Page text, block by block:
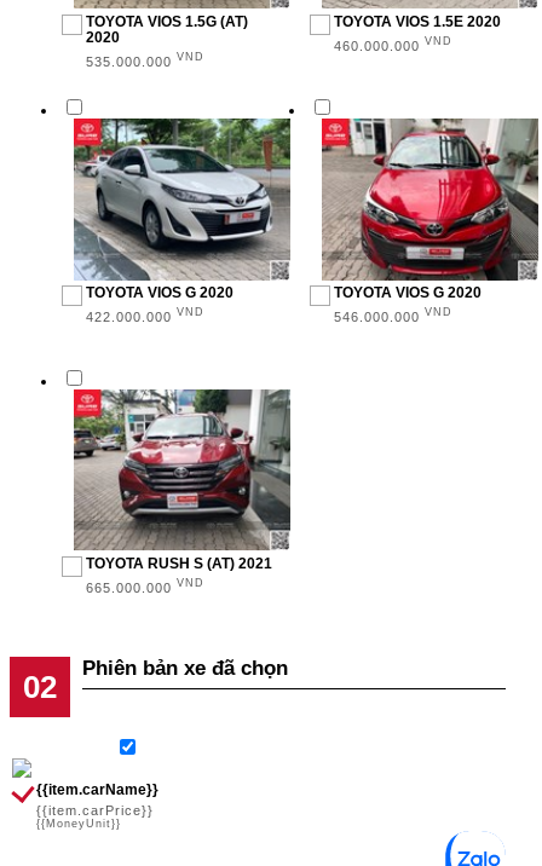
TOYOTA VIOS 1.5G (AT)
2020
535.000.000 VND
TOYOTA VIOS 1.5E 2020
460.000.000 VND
TOYOTA VIOS G 2020
422.000.000 VND
TOYOTA VIOS G 2020
546.000.000 VND
TOYOTA RUSH S (AT) 2021
665.000.000 VND
Phiên bản xe đã chọn
{{item.carName}}
{{item.carPrice}}
{{MoneyUnit}}